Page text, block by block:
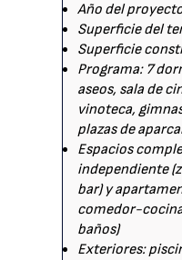
Año del
Superficie del
Superficie
Programa: 7
aseos, sala de
vinoteca,
plazas de
Espacios
independiente
bar) y
comedor-
baños)
Exteriores: